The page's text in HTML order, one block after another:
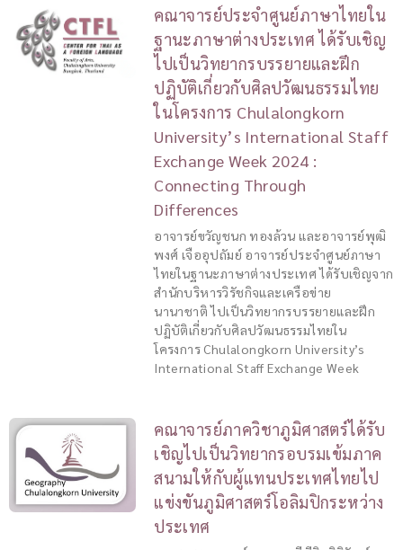
คณาจารย์ประจำศูนย์ภาษาไทยใน
ฐานะภาษาต่างประเทศ ได้รับเชิญ
ไปเป็นวิทยากรบรรยายและฝึก
ปฏิบัติเกี่ยวกับศิลปวัฒนธรรมไทย
ในโครงการ Chulalongkorn
University’s International Staff
Exchange Week 2024 :
Connecting Through
Differences
อาจารย์ขวัญชนก ทองล้วน และอาจารย์พุฒิ
พงศ์ เจืออุปถัมย์ อาจารย์ประจำศูนย์ภาษา
ไทยในฐานะภาษาต่างประเทศ ได้รับเชิญจาก
สำนักบริหารวิรัชกิจและเครือข่าย
นานาชาติ ไปเป็นวิทยากรบรรยายและฝึก
ปฏิบัติเกี่ยวกับศิลปวัฒนธรรมไทยใน
โครงการ Chulalongkorn University’s
International Staff Exchange Week
คณาจารย์ภาควิชาภูมิศาสตร์ได้รับ
เชิญไปเป็นวิทยากรอบรมเข้มภาค
สนามให้กับผู้แทนประเทศไทยไป
แข่งขันภูมิศาสตร์โอลิมปิกระหว่าง
ประเทศ